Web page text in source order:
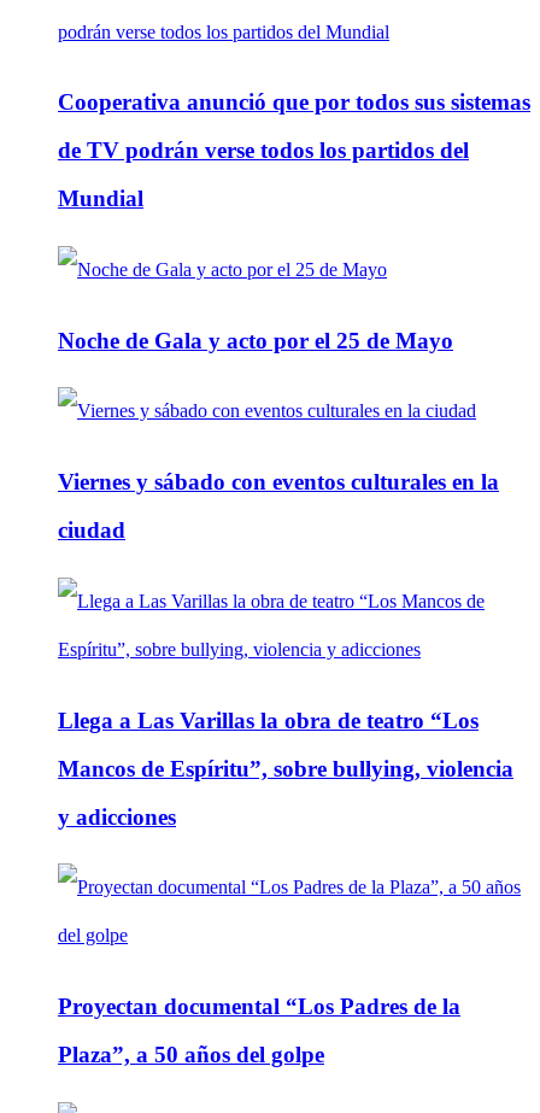
Cooperativa anunció que por todos sus sistemas
de TV podrán verse todos los partidos del
Mundial
Noche de Gala y acto por el 25 de Mayo
Viernes y sábado con eventos culturales en la
ciudad
Llega a Las Varillas la obra de teatro “Los
Mancos de Espíritu”, sobre bullying, violencia
y adicciones
Proyectan documental “Los Padres de la
Plaza”, a 50 años del golpe